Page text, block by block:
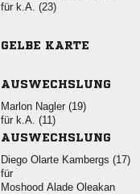
für k.A. (23)
GELBE KARTE
AUSWECHSLUNG
  
für k.A. (11)
AUSWECHSLUNG
   
für
  